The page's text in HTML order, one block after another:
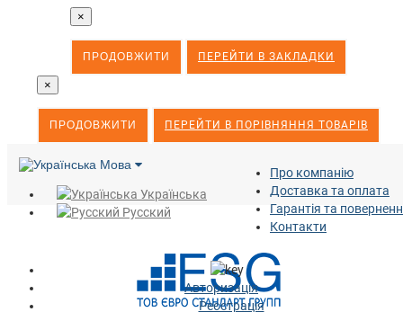
×
ПРОДОВЖИТИ ПЕРЕЙТИ В ЗАКЛАДКИ
×
ПРОДОВЖИТИ ПЕРЕЙТИ В ПОРІВНЯННЯ ТОВАРІВ
Мова
Українська
Русский
Про компанію
Доставка та оплата
Гарантія та
Контакти
Авторизація
Реєстрація